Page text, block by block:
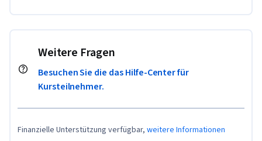
Weitere Fragen
Besuchen Sie die das Hilfe-Center für
Kursteilnehmer.
Finanzielle Unterstützung verfügbar, weitere Informationen